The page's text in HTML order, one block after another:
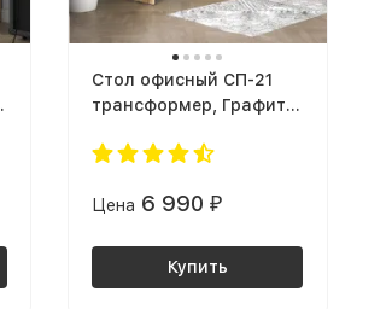
Cтол офисный СП-21
трансформер, Графит /
Цена 6 990 ₽
Купить